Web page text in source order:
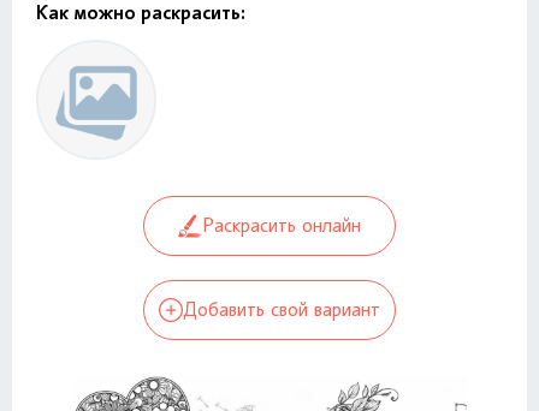
Как можно раскрасить:
Раскрасить онлайн
Добавить свой вариант